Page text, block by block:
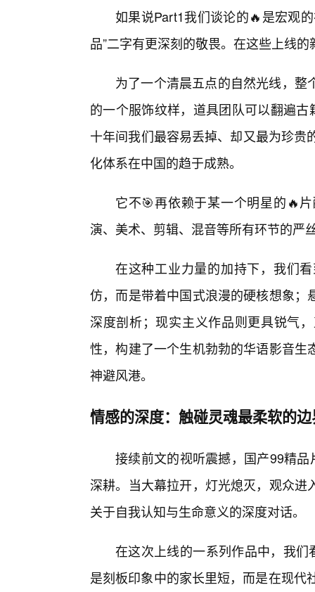
如果说Part1我们谈论的🔥是宏观
品”二字有更深刻的敬畏。在这些上线
为了一个清晨五点的自然光线，
的一个服饰纹样，道具团队可以翻遍
十年间我们最容易丢掉、却又最为珍
化体系在中国的趋于成熟。
它不🎯再依赖于某一个明星的🔥
演、美术、剪辑、混音等所有环节的严
在这种工业力量的加持下，我们
仿，而是带着中国式浪漫的硬核想象
深度剖析；现实主义作品则更具锐气
性，构建了一个生机勃勃的华语影音
神避风港。
情感的深度：触碰灵魂最柔软的
接续前文的视听震撼，国产99精
深耕。当大幕拉开，灯光熄灭，观众
关于自我认知与生命意义的深度对话。
在这次上线的一系列作品中，我们
是刻板印象中的家长里短，而是在现